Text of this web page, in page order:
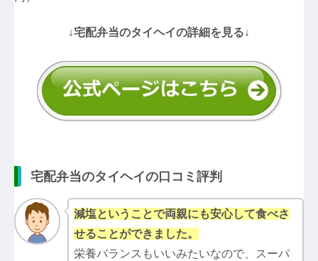
↓宅配弁当のタイヘイの詳細を見る↓
宅配弁当のタイヘイの口コミ評判
減塩ということで両親にも安心して食べさ
せることができました。
栄養バランスもいいみたいなので、スーパ